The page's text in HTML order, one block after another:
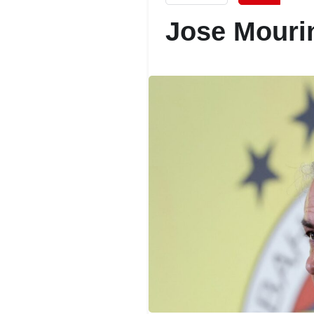
Jose